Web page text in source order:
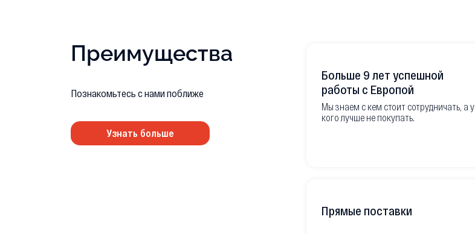
Преимущества
Познакомьтесь с нами поближе
Узнать больше
Больше 9 лет успешной
работы с Европой
Мы знаем с кем стоит сотрудничать, а у
кого лучше не покупать.
Прямые поставки